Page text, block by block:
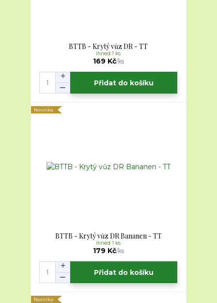
BTTB - Krytý vůz DR - TT
169 Kč/ks
ihned 1 ks
Přidat do košíku
Novinka
BTTB - Krytý vůz DR Bananen - TT
179 Kč/ks
ihned 1 ks
Přidat do košíku
Novinka